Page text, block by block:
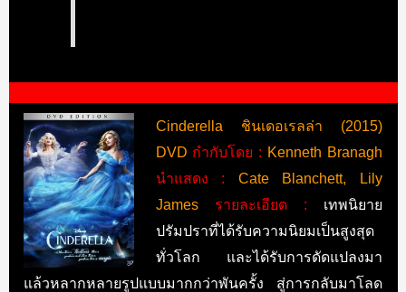
Cinderella ชินเดอเรลล่า (2015)
DVD กำกับโดย : Kenneth Branagh
นำแสดง : Cate Blanchett, Lily
James รายละเอียด :
เทพนิยาย
ปรัมปราที่ได้รับความนิยมเป็นสูงสุด
ทั่วโลก และได้รับการดัดแปลงมา
แล้วหลากหลายรูปแบบมากกว่าพันครั้ง สู่การกลับมาโลด